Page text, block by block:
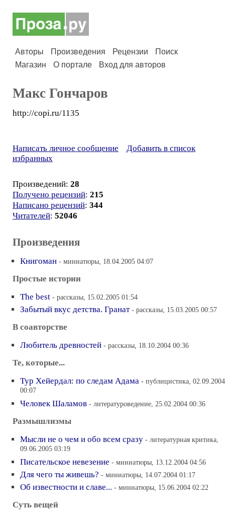
Авторы Произведения Рецензии
Поиск
Магазин
О портале Вход для авторов
Макс Гончаров
http://copi.ru/1135
Написать личное сообщение
Добавить в список
избранных
Произведений: 28
Получено рецензий: 215
Написано рецензий: 344
Читателей: 52046
Произведения
Книгоман - миниатюры, 18.04.2005 04:07
Простые истории
The best - рассказы, 15.02.2005 01:54
Забытый вкус детства. Гранат - рассказы, 15.03.2005 00:57
В соавторстве
Любитель древностей - рассказы, 18.10.2004 00:36
Те, которые...
Тур Хейердал: по следам Адама - публицистика, 02.09.2004
00:07
Человек Шаламов - литературоведение, 25.02.2004 00:36
Размышлизмы
Мысли не о чем и обо всем сразу - литературная критика,
09.06.2005 03:19
Писательское невезение - миниатюры, 13.12.2004 04:56
Для чего ты живешь? - миниатюры, 14.07.2004 01:17
Об известности и славе... - миниатюры, 15.06.2004 02:22
Суть вещей